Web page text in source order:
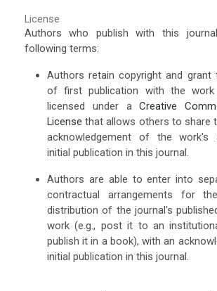
License
Authors who publish with this
following terms:
Authors retain copyright and grant
of first publication with the work
licensed under aCreative
License that allows others to share
acknowledgement of the work's
initial publication in this journal.
Authors are able to enter into
contractual arrangements for
distribution of the journal's
work (e.g., post it to an
publish it in a book), with an
initial publication in this journal.